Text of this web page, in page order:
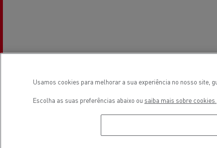
Horário de estabelecimento
Usamos cookies para melhorar a sua experiência no nosso site,
Escolha as suas preferências abaixo ou saiba mais sobre cookies.